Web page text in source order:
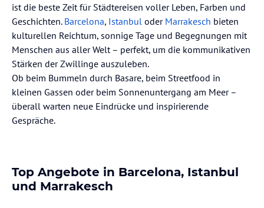
ist die beste Zeit für Städtereisen voller Leben, Farben und
Geschichten. Barcelona, Istanbul oder Marrakesch bieten
kulturellen Reichtum, sonnige Tage und Begegnungen mit
Menschen aus aller Welt – perfekt, um die kommunikativen
Stärken der Zwillinge auszuleben.
⁠Ob beim Bummeln durch Basare, beim Streetfood in
kleinen Gassen oder beim Sonnenuntergang am Meer –
überall warten neue Eindrücke und inspirierende
Gespräche.
Top Angebote in Barcelona, Istanbul
und Marrakesch